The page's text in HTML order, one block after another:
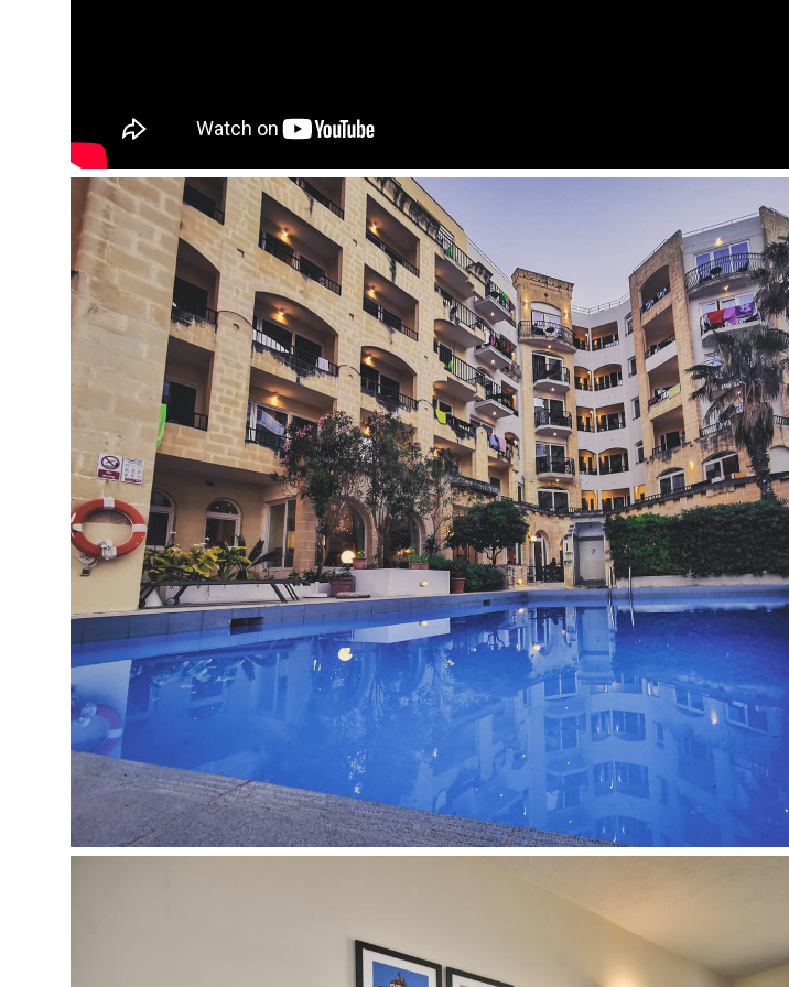
bevielis internetas
prie baseino: gultai ir skėčiai – nemokamai
Pramogos ir sportas:
nemokamai:
sauna
treniruoklių salė
sūkurinė vonia
už papildomą mokestį:
dviračių nuoma
masažas
Paplūdimys:
miesto
uolėtas
gultai ir skėčiai – už papildomą mokestį
Kontaktai:
Adresas: R Loria Street | near St. Pauls Bay, Qawra, Island of Malta SPB 08, Malta
Telefonas: (0356) 2158 5244